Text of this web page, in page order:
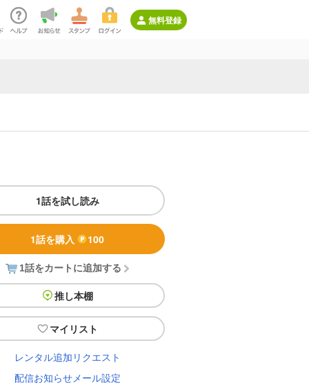
無料登録
1話を試し読み
1話を購入 100
1話をカートに追加する
推し本棚
マイリスト
レンタル追加リクエスト
配信お知らせメール設定